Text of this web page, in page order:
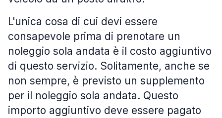
L'unica cosa di cui devi essere
consapevole prima di prenotare un
noleggio sola andata è il costo aggiuntivo
di questo servizio. Solitamente, anche se
non sempre, è previsto un supplemento
per il noleggio sola andata. Questo
importo aggiuntivo deve essere pagato